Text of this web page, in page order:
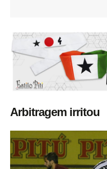
Arbitragem irritou